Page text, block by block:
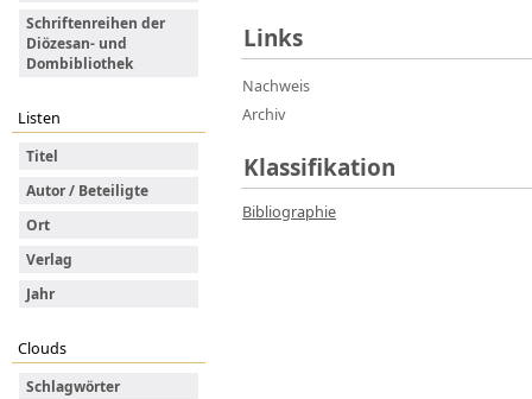
Schriftenreihen der
Diözesan- und
Dombibliothek
Listen
Titel
Autor / Beteiligte
Ort
Verlag
Jahr
Clouds
Schlagwörter
Links
Nachweis
Archiv
Klassifikation
Bibliographie